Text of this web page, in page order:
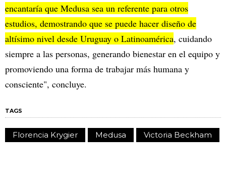
encantaría que Medusa sea un referente para otros
estudios, demostrando que se puede hacer diseño de
altísimo nivel desde Uruguay o Latinoamérica, cuidando
siempre a las personas, generando bienestar en el equipo y
promoviendo una forma de trabajar más humana y
consciente", concluye.
TAGS
Florencia Krygier Medusa Victoria Beckham